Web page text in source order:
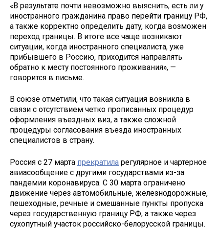
«В результате почти невозможно выяснить, есть ли у
иностранного гражданина право перейти границу РФ,
а также корректно определить дату, когда возможен
переход границы. В итоге все чаще возникают
ситуации, когда иностранного специалиста, уже
прибывшего в Россию, приходится направлять
обратно к месту постоянного проживания», —
говорится в письме.
В союзе отметили, что такая ситуация возникла в
связи с отсутствием четко прописанных процедур
оформления въездных виз, а также сложной
процедуры согласования въезда иностранных
специалистов в страну.
Россия с 27 марта прекратила регулярное и чартерное
авиасообщение с другими государствами из-за
пандемии коронавируса. С 30 марта ограничено
движение через автомобильные, железнодорожные,
пешеходные, речные и смешанные пункты пропуска
через государственную границу РФ, а также через
сухопутный участок российско-белорусской границы.